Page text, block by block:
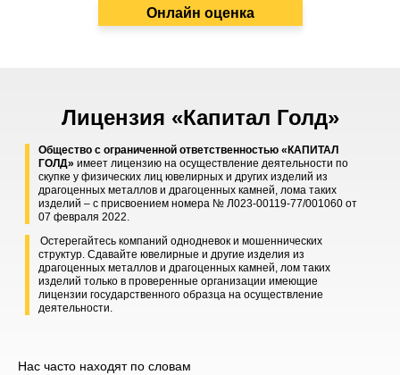
Онлайн оценка
Лицензия «Капитал Голд»
Общество с ограниченной ответственностью «КАПИТАЛ
ГОЛД» имеет лицензию на осуществление деятельности по
скупке у физических лиц ювелирных и других изделий из
драгоценных металлов и драгоценных камней, лома таких
изделий – с присвоением номера № Л023-00119-77/001060 от
07 февраля 2022.
Остерегайтесь компаний однодневок и мошеннических
структур. Сдавайте ювелирные и другие изделия из
драгоценных металлов и драгоценных камней, лом таких
изделий только в проверенные организации имеющие
лицензии государственного образца на осуществление
деятельности.
Нас часто находят по словам